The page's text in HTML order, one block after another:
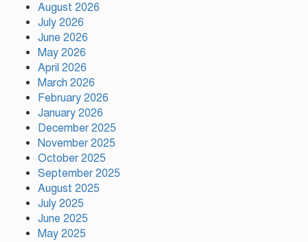
জমিয়ত
August 2026
July 2026
June 2026
May 2026
April 2026
March 2026
February 2026
January 2026
December 2025
November 2025
October 2025
September 2025
August 2025
July 2025
June 2025
May 2025